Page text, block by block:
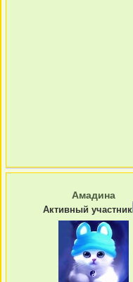
Амадина
Активный участник